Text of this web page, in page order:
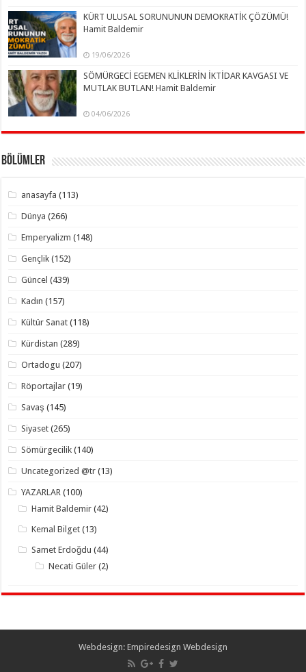
KÜRT ULUSAL SORUNUNUN DEMOKRATİK ÇÖZÜMÜ!
Hamit Baldemir
19/06/2026
SÖMÜRGECİ EGEMEN KLİKLERİN İKTİDAR KAVGASI VE
MUTLAK BUTLAN! Hamit Baldemir
04/06/2026
Bölümler
anasayfa (113)
Dünya (266)
Emperyalizm (148)
Gençlik (152)
Güncel (439)
Kadın (157)
Kültür Sanat (118)
Kürdistan (289)
Ortadogu (207)
Röportajlar (19)
Savaş (145)
Siyaset (265)
Sömürgecilik (140)
Uncategorized @tr (13)
YAZARLAR (100)
Hamit Baldemir (42)
Kemal Bilget (13)
Samet Erdoğdu (44)
Necati Güler (2)
Webdesign: Empiredesign Webdesign